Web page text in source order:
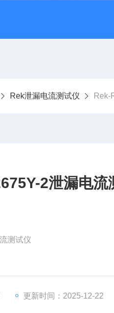
TDR特性阻抗测试仪
Rek泄漏电流测试仪 Rek-
2泄漏电流
测试仪
、超声诊断、核医学、内窥
更新时间：2025-12-22